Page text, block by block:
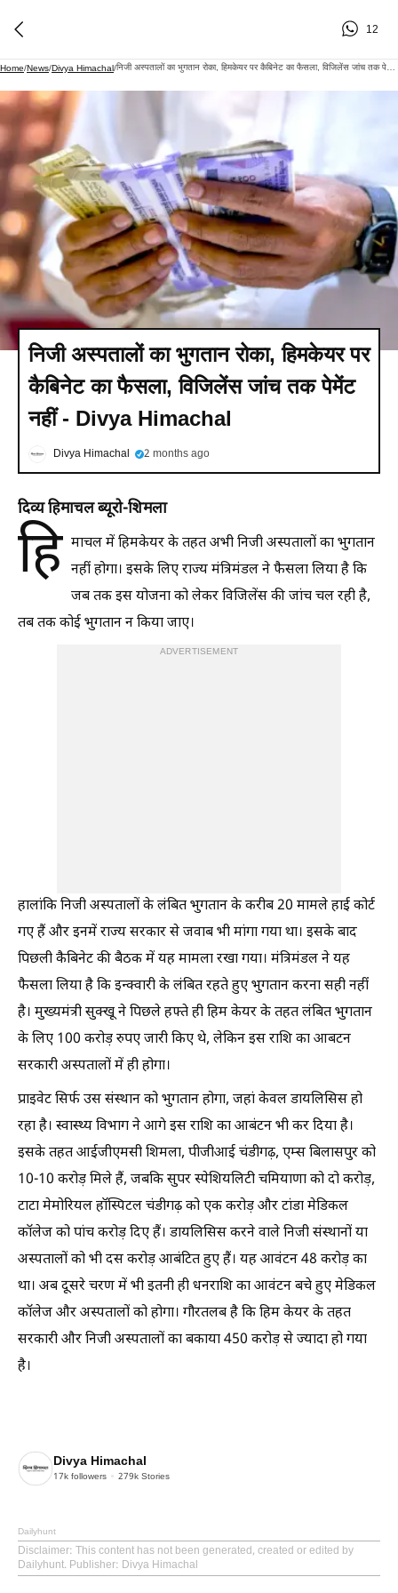
12
Home/News/Divya Himachal/
निजी अस्पतालों का भुगतान रोका, हिमकेयर पर
कैबिनेट का फैसला, विजिलेंस जांच तक पेमेंट
नहीं - Divya Himachal
Divya Himachal 2 months ago
दिव्य हिमाचल ब्यूरो-शिमला
हि माचल में हिमकेयर के तहत अभी निजी अस्पतालों का भुगतान
नहीं होगा। इसके लिए राज्य मंत्रिमंडल ने फैसला लिया है कि
जब तक इस योजना को लेकर विजिलेंस की जांच चल रही है,
तब तक कोई भुगतान न किया जाए।
ADVERTISEMENT
हालांकि निजी अस्पतालों के लंबित भुगतान के करीब 20 मामले हाई कोर्ट
गए हैं और इनमें राज्य सरकार से जवाब भी मांगा गया था। इसके बाद
पिछली कैबिनेट की बैठक में यह मामला रखा गया। मंत्रिमंडल ने यह
फैसला लिया है कि इन्क्वारी के लंबित रहते हुए भुगतान करना सही नहीं
है। मुख्यमंत्री सुक्खू ने पिछले हफ्ते ही हिम केयर के तहत लंबित भुगतान
के लिए 100 करोड़ रुपए जारी किए थे, लेकिन इस राशि का आबटन
सरकारी अस्पतालों में ही होगा।
प्राइवेट सिर्फ उस संस्थान को भुगतान होगा, जहां केवल डायलिसिस हो
रहा है। स्वास्थ्य विभाग ने आगे इस राशि का आबंटन भी कर दिया है।
इसके तहत आईजीएमसी शिमला, पीजीआई चंडीगढ़, एम्स बिलासपुर को
10-10 करोड़ मिले हैं, जबकि सुपर स्पेशियलिटी चमियाणा को दो करोड़,
टाटा मेमोरियल हॉस्पिटल चंडीगढ़ को एक करोड़ और टांडा मेडिकल
कॉलेज को पांच करोड़ दिए हैं। डायलिसिस करने वाले निजी संस्थानों या
अस्पतालों को भी दस करोड़ आबंटित हुए हैं। यह आवंटन 48 करोड़ का
था। अब दूसरे चरण में भी इतनी ही धनराशि का आवंटन बचे हुए मेडिकल
कॉलेज और अस्पतालों को होगा। गौरतलब है कि हिम केयर के तहत
सरकारी और निजी अस्पतालों का बकाया 450 करोड़ से ज्यादा हो गया
है।
Divya Himachal
17k followers 279k Stories
Dailyhunt
Disclaimer: This content has not been generated, created or edited by
Dailyhunt. Publisher: Divya Himachal